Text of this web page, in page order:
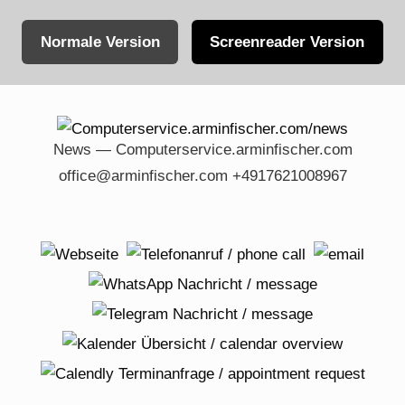
Normale Version Screenreader Version
content
News — Computerservice.arminfischer.com
office@arminfischer.com +4917621008967